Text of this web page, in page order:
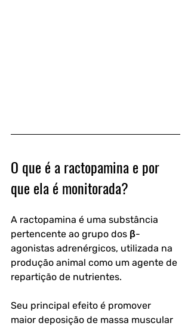
O que é a ractopamina e por
que ela é monitorada?
A ractopamina é uma substância
pertencente ao grupo dos β-
agonistas adrenérgicos, utilizada na
produção animal como um agente de
repartição de nutrientes.
Seu principal efeito é promover
maior deposição de massa muscular